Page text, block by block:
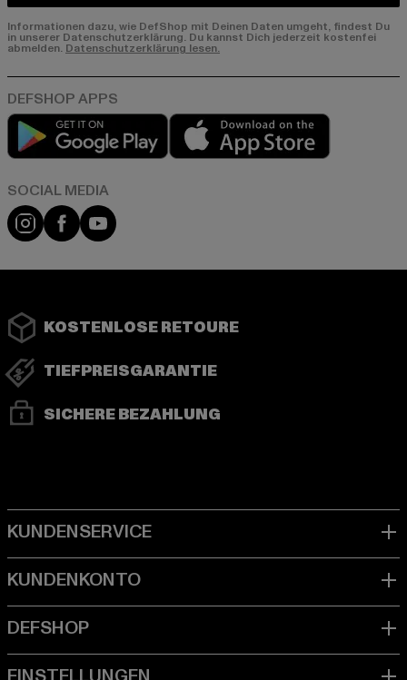
Informationen dazu, wie DefShop mit Deinen Daten umgeht, findest Du
in unserer Datenschutzerklärung. Du kannst Dich jederzeit kostenfei
abmelden. Datenschutzerklärung lesen.
Play market
Instagram
FacebookYouTube
KOSTENLOSE RETOURE
TIEFPREISGARANTIE
SICHERE BEZAHLUNG